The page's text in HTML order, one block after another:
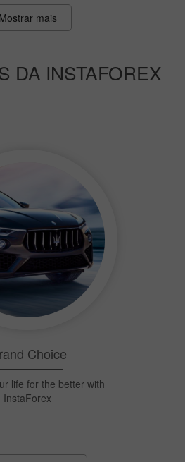
Mostrar mais
DA INSTAFOREX
Sniper
e ganhe US $ 1.500 por
semana!